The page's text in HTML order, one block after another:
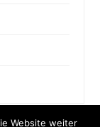
Website weiter